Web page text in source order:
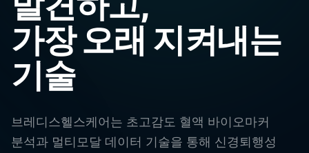
가장 오래 지켜내는
기술
브레디스헬스케어는 초고감도 혈액 바이오마커
분석과 멀티모달 데이터 기술을 통해 신경퇴행성